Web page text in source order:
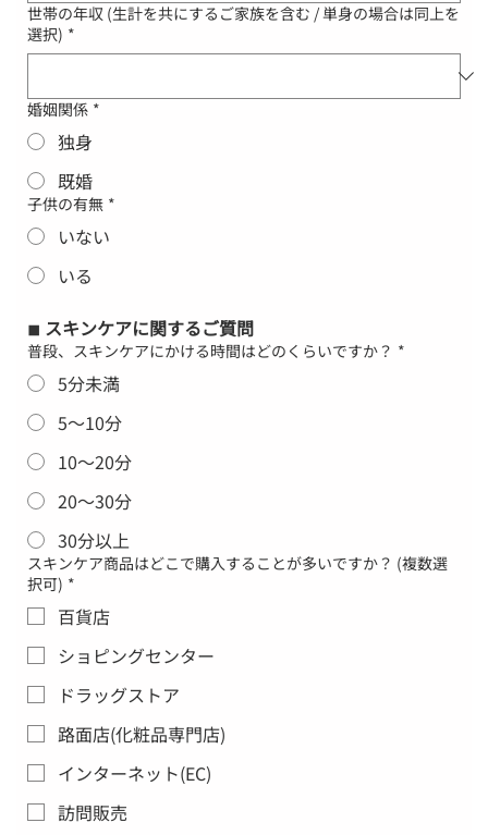
世帯の年収 (生計を共にするご家族を含む / 単身の場合は同上を
選択) *
婚姻関係 *
独身
既婚
子供の有無 *
いない
いる
◾︎ スキンケアに関するご質問
普段、スキンケアにかける時間はどのくらいですか？ *
5分未満
5〜10分
10〜20分
20〜30分
30分以上
スキンケア商品はどこで購入することが多いですか？ (複数選
択可) *
百貨店
ショピングセンター
ドラッグストア
路面店(化粧品専門店)
インターネット(EC)
訪問販売